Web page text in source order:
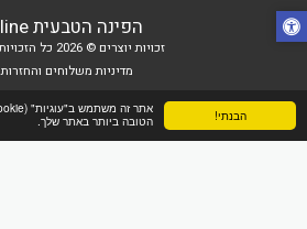
הבנתי!
הטובה ביותר באתר שלך.
הפינה הטבעית online
זכויות יוצרים © 2026 כל הזכויות שמורות
מדיניות משלוחים והחזרות